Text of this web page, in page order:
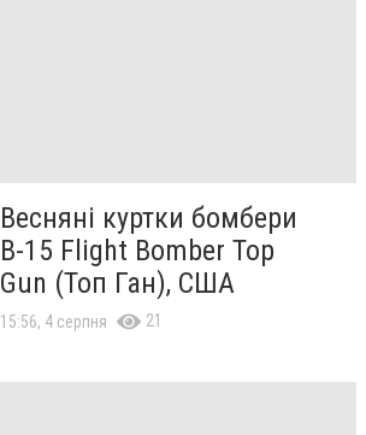
Весняні куртки бомбери
B-15 Flight Bomber Top
Gun (Топ Ган), США
15:56, 4 серпня 21